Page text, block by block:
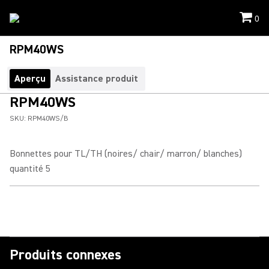
0
RPM40WS
Aperçu Assistance produit
RPM40WS
SKU: RPM40WS/B
Bonnettes pour TL/TH (noires/ chair/ marron/ blanches)
quantité 5
Produits connexes